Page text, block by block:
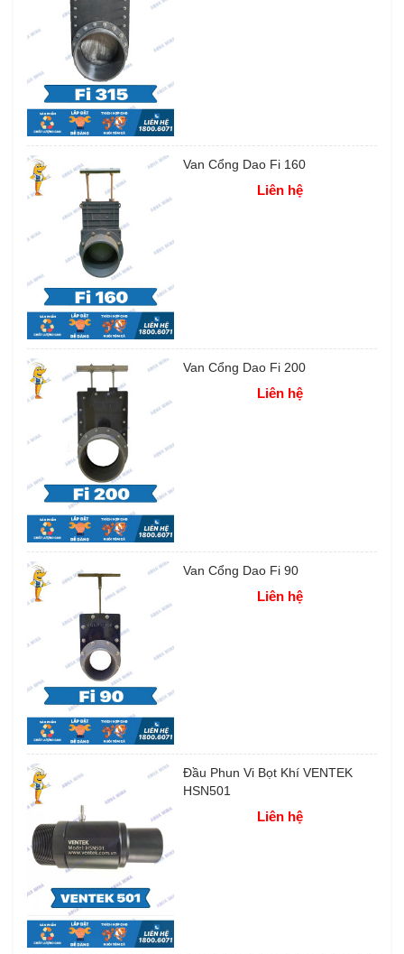
Van Cổng Dao Fi 160
Liên hệ
Van Cổng Dao Fi 200
Liên hệ
Van Cổng Dao Fi 90
Liên hệ
Đầu Phun Vi Bọt Khí VENTEK
HSN501
Liên hệ